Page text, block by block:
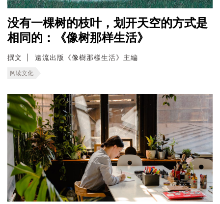
没有一棵树的枝叶，划开天空的方式是
相同的：《像树那样生活》
撰文 遠流出版《像樹那樣生活》主編
阅读文化